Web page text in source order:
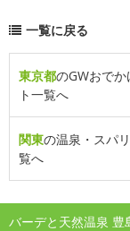
一覧に戻る
東京都のGWおでか
ト一覧へ
関東の温泉・スパ
覧へ
バーデと天然温泉 豊